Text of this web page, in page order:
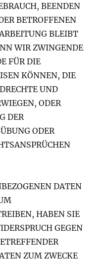
BEENDEN
BETROFFENEN
BLEIBT
WIR ZWINGENDE
FÜR DIE
KÖNNEN, DIE
UND
ODER
DER
ODER
DATEN
HABEN SIE
GEGEN
ZUM ZWECKE